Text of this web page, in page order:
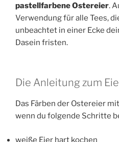
pastellfarbene Ostereier.
Verwendung für alle Tees,
unbeachtet in einer Ecke
Dasein fristen.
Die Anleitung zum
Das Färben der Ostereier
wenn du folgende Schritte
weiße Eier hart kochen